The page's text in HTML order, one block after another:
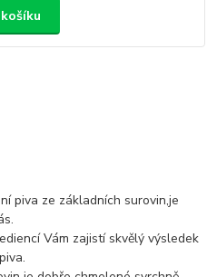
piva ze základních surovin,je
Vám zajistí skvělý výsledek